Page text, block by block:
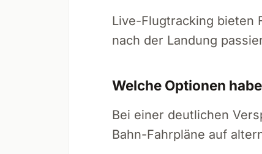
Live-Flugtracking bieten
nach der Landung
Welche Optionen
Bei einer deutlichen
Bahn-Fahrpläne auf